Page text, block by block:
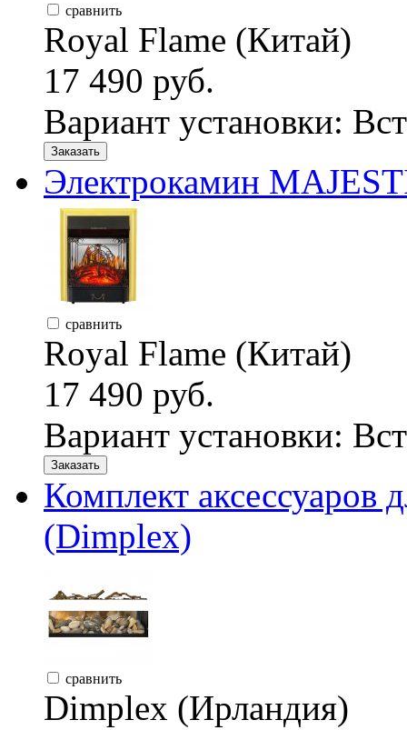
сравнить
Royal Flame (Китай)
17 490 руб.
Вариант установки:
Заказать
Электрокамин
сравнить
Royal Flame (Китай)
17 490 руб.
Вариант установки:
Заказать
Комплект аксессуаров
(Dimplex)
сравнить
Dimplex (Ирландия)